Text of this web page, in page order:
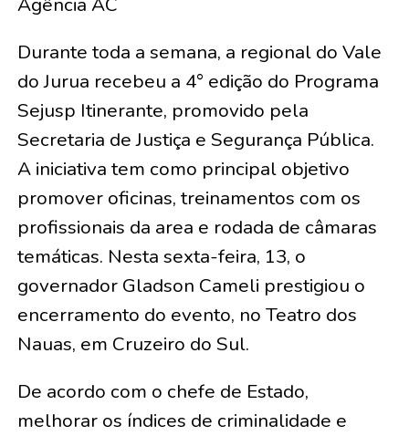
Durante toda a semana, a regional do Vale
do Jurua recebeu a 4° edição do Programa
Sejusp Itinerante, promovido pela
Secretaria de Justiça e Segurança Pública.
A iniciativa tem como principal objetivo
promover oficinas, treinamentos com os
profissionais da area e rodada de câmaras
temáticas. Nesta sexta-feira, 13, o
governador Gladson Cameli prestigiou o
encerramento do evento, no Teatro dos
Nauas, em Cruzeiro do Sul.
De acordo com o chefe de Estado,
melhorar os índices de criminalidade e